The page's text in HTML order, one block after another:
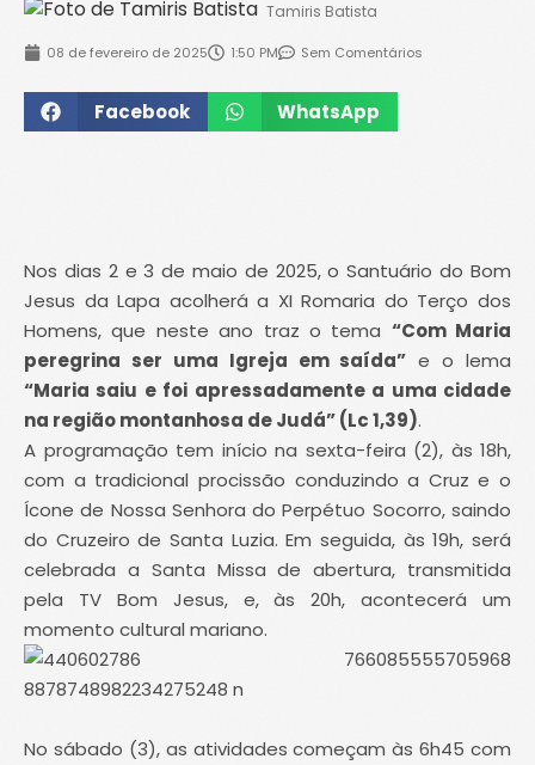
Tamiris Batista
08 de fevereiro de 2025 1:50 PM Sem Comentários
Facebook WhatsApp
Nos dias 2 e 3 de maio de 2025, o Santuário do Bom
Jesus da Lapa acolherá a XI Romaria do Terço dos
Homens, que neste ano traz o tema “Com Maria
peregrina ser uma Igreja em saída” e o lema
“Maria saiu e foi apressadamente a uma cidade
na região montanhosa de Judá” (Lc 1,39).
A programação tem início na sexta-feira (2), às 18h,
com a tradicional procissão conduzindo a Cruz e o
Ícone de Nossa Senhora do Perpétuo Socorro, saindo
do Cruzeiro de Santa Luzia. Em seguida, às 19h, será
celebrada a Santa Missa de abertura, transmitida
pela TV Bom Jesus, e, às 20h, acontecerá um
momento cultural mariano.
No sábado (3), as atividades começam às 6h45 com